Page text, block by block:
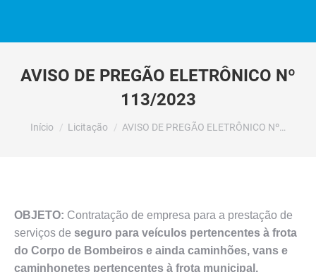
AVISO DE PREGÃO ELETRÔNICO Nº
113/2023
Você está aqui:
Início Licitação AVISO DE PREGÃO ELETRÔNICO Nº…
OBJETO: Contratação de empresa para a prestação de
serviços de seguro para veículos pertencentes à frota
do Corpo de Bombeiros e ainda caminhões, vans e
caminhonetes pertencentes à frota municipal,